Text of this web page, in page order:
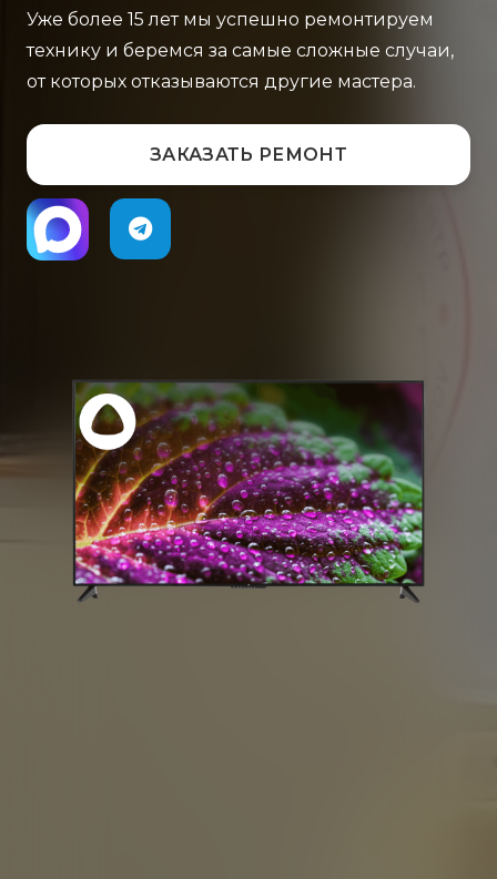
Уже более 15 лет мы успешно ремонтируем
технику и беремся за самые сложные случаи,
от которых отказываются другие мастера.
ЗАКАЗАТЬ РЕМОНТ